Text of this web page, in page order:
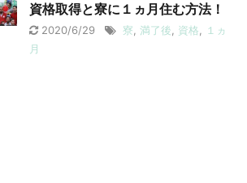
資格取得と寮に１ヵ月住む方法！
2020/6/29 寮 満了後 資格
１ヵ
月